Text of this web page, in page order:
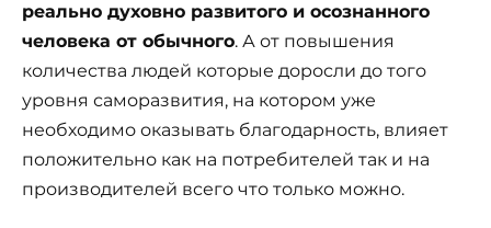
реально духовно развитого и осознанного
человека от обычного. А от повышения
количества людей которые доросли до того
уровня саморазвития, на котором уже
необходимо оказывать благодарность, влияет
положительно как на потребителей так и на
производителей всего что только можно.